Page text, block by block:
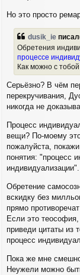
Но это просто
dusik_ie
Обретения
процессе
Как можно с
Серьёзно? В чём
перекручивания,
никогда не
Процесс
вещи? По-моему
пожалуйста,
понятия: "процесс
индивидуализации".
Обретение
вскидку без
прямо
Если это
приведи цитаты из
процесс
Пока же мне
Неужели можно